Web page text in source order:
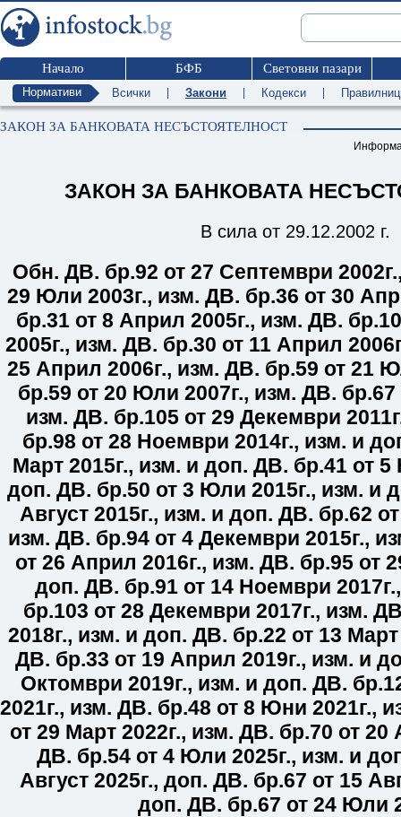
Начало БФБ Световни пазари
Нормативи Всички Закони Кодекси
ЗАКОН ЗА БАНКОВАТА НЕСЪСТОЯТЕЛНОСТ
ЗАКОН ЗА БАНКОВАТА
В сила от 29.12.2002 г.
Обн. ДВ. бр.92 от 27 Септември 2002г.
29 Юли 2003г., изм. ДВ. бр.36 от 30
бр.31от 8 Април 2005г., изм. ДВ. бр.
2005г., изм. ДВ. бр.30 от 11 Април
25 Април 2006г., изм. ДВ. бр.59 от 21
бр.59 от 20 Юли 2007г., изм. ДВ. бр.67
изм. ДВ. бр.105 от 29 Декември
бр.98 от 28 Ноември 2014г., изм. и
Март 2015г., изм. и доп. ДВ. бр.41 от 5
доп. ДВ. бр.50 от 3 Юли 2015г., изм. и
Август 2015г., изм. и доп. ДВ. бр.62
изм. ДВ. бр.94от 4 Декември 2015г.,
от 26 Април 2016г., изм. ДВ. бр.95от
доп. ДВ. бр.91 от 14 Ноември 2017г.
бр.103 от 28 Декември 2017г., изм.
2018г., изм. и доп. ДВ. бр.22 от 13 Март
ДВ. бр.33 от 19 Април 2019г., изм. и
Октомври 2019г., изм. и доп. ДВ. бр.
2021г., изм. ДВ. бр.48 от 8 Юни 2021г.,
от 29 Март 2022г., изм. ДВ. бр.70 от 20
ДВ. бр.54 от 4 Юли 2025г., изм. и
Август 2025г., доп. ДВ. бр.67 от 15
доп. ДВ. бр.67 от 24 Юли